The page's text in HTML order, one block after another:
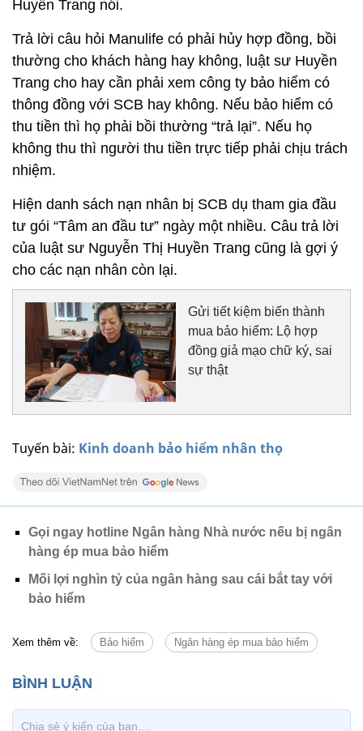
Tuyến bài: Kinh doanh bảo hiểm nhân thọ
Huyền Trang nói.
Trả lời câu hỏi Manulife có phải hủy hợp đồng, bồi
thường cho khách hàng hay không, luật sư Huyền
Trang cho hay cần phải xem công ty bảo hiểm có
thông đồng với SCB hay không. Nếu bảo hiểm có
thu tiền thì họ phải bồi thường “trả lại”. Nếu họ
không thu thì người thu tiền trực tiếp phải chịu trách
nhiệm.
Hiện danh sách nạn nhân bị SCB dụ tham gia đầu
tư gói “Tâm an đầu tư” ngày một nhiều. Câu trả lời
của luật sư Nguyễn Thị Huyền Trang cũng là gợi ý
cho các nạn nhân còn lại.
Gửi tiết kiệm biến thành
mua bảo hiểm: Lộ hợp
đồng giả mạo chữ ký, sai
sự thật
Gọi ngay hotline Ngân hàng Nhà nước nếu bị ngân
hàng ép mua bảo hiểm
Mối lợi nghìn tỷ của ngân hàng sau cái bắt tay với
bảo hiểm
Xem thêm về: Bảo hiểm Ngân hàng ép mua bảo hiểm